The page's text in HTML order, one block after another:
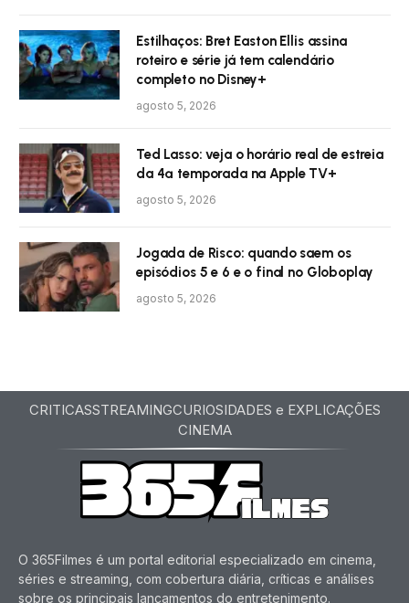
Estilhaços: Bret Easton Ellis assina
roteiro e série já tem calendário
completo no Disney+
agosto 5, 2026
Ted Lasso: veja o horário real de estreia
da 4ª temporada na Apple TV+
agosto 5, 2026
Jogada de Risco: quando saem os
episódios 5 e 6 e o final no Globoplay
agosto 5, 2026
CRITICASSTREAMINGCURIOSIDADES e EXPLICAÇÕES
CINEMA
O 365Filmes é um portal editorial especializado em cinema,
séries e streaming, com cobertura diária, críticas e análises
sobre os principais lançamentos do entretenimento.